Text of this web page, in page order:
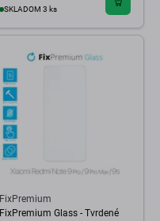
SKLADOM 3 ks
FixPremium
FixPremium Glass - Tvrdené